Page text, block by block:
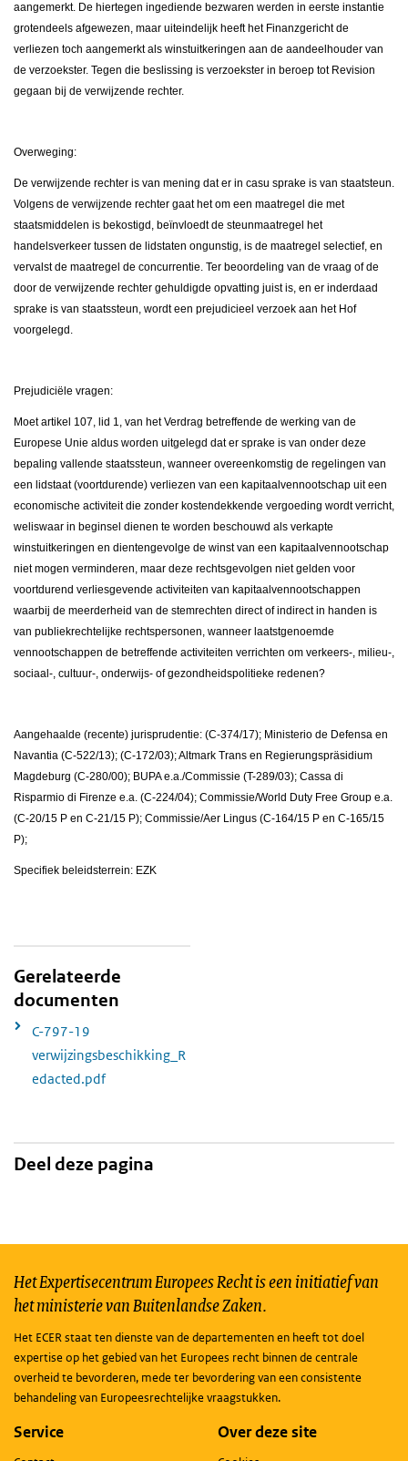
aangemerkt. De hiertegen ingediende bezwaren werden in eerste instantie
grotendeels afgewezen, maar uiteindelijk heeft het Finanzgericht de
verliezen toch aangemerkt als winstuitkeringen aan de aandeelhouder van
de verzoekster. Tegen die beslissing is verzoekster in beroep tot Revision
gegaan bij de verwijzende rechter.
Overweging:
De verwijzende rechter is van mening dat er in casu sprake is van staatsteun.
Volgens de verwijzende rechter gaat het om een maatregel die met
staatsmiddelen is bekostigd, beïnvloedt de steunmaatregel het
handelsverkeer tussen de lidstaten ongunstig, is de maatregel selectief, en
vervalst de maatregel de concurrentie. Ter beoordeling van de vraag of de
door de verwijzende rechter gehuldigde opvatting juist is, en er inderdaad
sprake is van staatssteun, wordt een prejudicieel verzoek aan het Hof
voorgelegd.
Prejudiciële vragen:
Moet artikel 107, lid 1, van het Verdrag betreffende de werking van de
Europese Unie aldus worden uitgelegd dat er sprake is van onder deze
bepaling vallende staatssteun, wanneer overeenkomstig de regelingen van
een lidstaat (voortdurende) verliezen van een kapitaalvennootschap uit een
economische activiteit die zonder kostendekkende vergoeding wordt verricht,
weliswaar in beginsel dienen te worden beschouwd als verkapte
winstuitkeringen en dientengevolge de winst van een kapitaalvennootschap
niet mogen verminderen, maar deze rechtsgevolgen niet gelden voor
voortdurend verliesgevende activiteiten van kapitaalvennootschappen
waarbij de meerderheid van de stemrechten direct of indirect in handen is
van publiekrechtelijke rechtspersonen, wanneer laatstgenoemde
vennootschappen de betreffende activiteiten verrichten om verkeers-, milieu-,
sociaal-, cultuur-, onderwijs- of gezondheidspolitieke redenen?
Aangehaalde (recente) jurisprudentie: (C-374/17); Ministerio de Defensa en
Navantia (C-522/13); (C-172/03); Altmark Trans en Regierungspräsidium
Magdeburg (C-280/00); BUPA e.a./Commissie (T-289/03); Cassa di
Risparmio di Firenze e.a. (C-224/04); Commissie/World Duty Free Group e.a.
(C-20/15 P en C-21/15 P); Commissie/Aer Lingus (C-164/15 P en C-165/15
P);
Specifiek beleidsterrein: EZK
Gerelateerde
documenten
C-797-19
verwijzingsbeschikking_R
edacted.pdf
Deel deze pagina
Het Expertisecentrum Europees Recht is een initiatief van
het ministerie van Buitenlandse Zaken.
Het ECER staat ten dienste van de departementen en heeft tot doel
expertise op het gebied van het Europees recht binnen de centrale
overheid te bevorderen, mede ter bevordering van een consistente
behandeling van Europeesrechtelijke vraagstukken.
Service Over deze site